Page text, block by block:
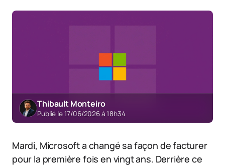
Thibault Monteiro
Publié le 17/06/2026 à 18h34
Mardi, Microsoft a changé sa façon de facturer
pour la première fois en vingt ans. Derrière ce